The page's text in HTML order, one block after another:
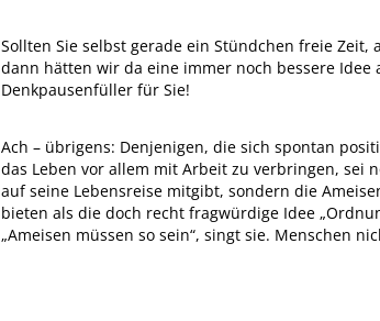
Sollten Sie selbst gerade ein Stündchen freie
dann hätten wir da eine immer noch bessere
Denkpausenfüller für Sie!
Ach – übrigens: Denjenigen, die sich spontan
das Leben vor allem mit Arbeit zu verbringen, sei
auf seine Lebensreise mitgibt, sondern die
bieten als die doch recht fragwürdige Idee
„Ameisen müssen so sein“, singt sie. Menschen